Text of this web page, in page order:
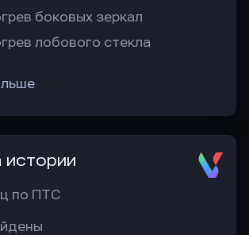
боковых зеркал
лобового стекла
истории
по ПТС